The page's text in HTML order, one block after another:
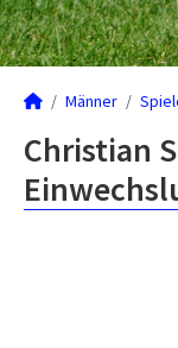
Männer
Christian